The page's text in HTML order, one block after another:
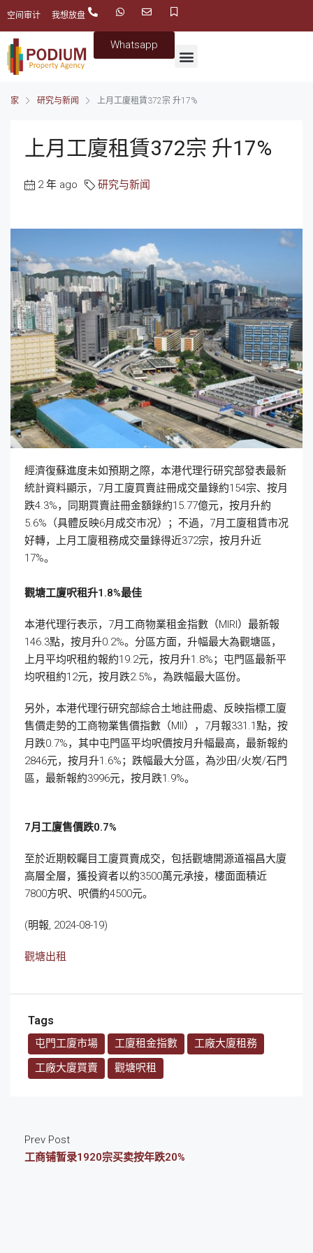
空间审计 我想放盘
Whatsapp
家 研究与新闻 上月工廈租賃372宗 升17%
上月工廈租賃372宗 升17%
2 年 ago 研究与新闻
經濟復蘇進度未如預期之際，本港代理行研究部發表最新
統計資料顯示，7月工廈買賣註冊成交量錄約154宗、按月
跌4.3%，同期買賣註冊金額錄約15.77億元，按月升約
5.6%（具體反映6月成交市况）；不過，7月工廈租賃市况
好轉，上月工廈租務成交量錄得近372宗，按月升近
17%。
觀塘工廈呎租升1.8%最佳
本港代理行表示，7月工商物業租金指數（MIRI）最新報
146.3點，按月升0.2%。分區方面，升幅最大為觀塘區，
上月平均呎租約報約19.2元，按月升1.8%；屯門區最新平
均呎租約12元，按月跌2.5%，為跌幅最大區份。
另外，本港代理行研究部綜合土地註冊處、反映指標工廈
售價走勢的工商物業售價指數（MII），7月報331.1點，按
月跌0.7%，其中屯門區平均呎價按月升幅最高，最新報約
2846元，按月升1.6%；跌幅最大分區，為沙田/火炭/石門
區，最新報約3996元，按月跌1.9%。
7月工廈售價跌0.7%
至於近期較矚目工廈買賣成交，包括觀塘開源道福昌大廈
高層全層，獲投資者以約3500萬元承接，樓面面積近
7800方呎、呎價約4500元。
(明報, 2024-08-19)
觀塘出租
Tags
屯門工廈市場 工廈租金指數
工廠大廈租務
工廠大廈買賣
觀塘呎租
Prev Post
工商铺暂录1920宗买卖按年跌20%